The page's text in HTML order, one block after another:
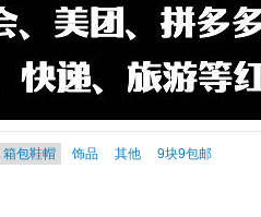
箱包鞋帽 饰品 其他 9块9包邮